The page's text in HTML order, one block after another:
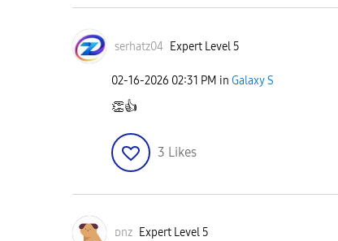
serhatz04 Expert Level 5
‎02-16-2026 02:31 PM in Galaxy S
👏👍
3 Likes
ᴅnz Expert Level 5